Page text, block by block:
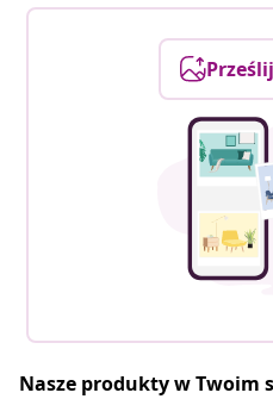
Nasze produkty w Twoim